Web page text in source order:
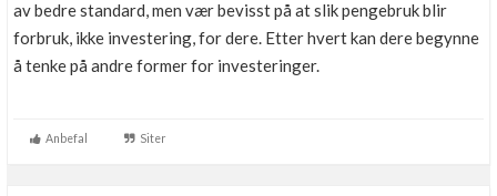
av bedre standard, men vær bevisst på at slik pengebruk blir
forbruk, ikke investering, for dere. Etter hvert kan dere begynne
å tenke på andre former for investeringer.
Anbefal Siter